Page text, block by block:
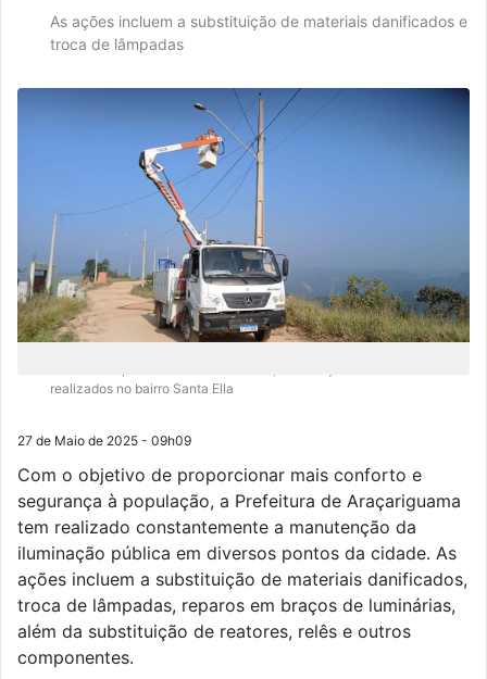
As ações incluem a substituição de materiais danificados e
troca de lâmpadas
realizados no bairro Santa Ella
27 de Maio de 2025 - 09h09
Com o objetivo de proporcionar mais conforto e
segurança à população, a Prefeitura de Araçariguama
tem realizado constantemente a manutenção da
iluminação pública em diversos pontos da cidade. As
ações incluem a substituição de materiais danificados,
troca de lâmpadas, reparos em braços de luminárias,
além da substituição de reatores, relês e outros
componentes.